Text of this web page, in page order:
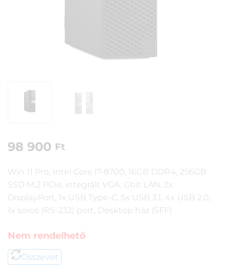
98 900 Ft
Win 11 Pro, Intel Core i7-8700, 16GB DDR4, 256GB
SSD M.2 PCIe, integrált VGA, Gbit LAN, 2x
DisplayPort, 1x USB Type-C, 5x USB 3.1, 4x USB 2.0,
1x soros (RS-232) port, Desktop ház (SFF)
Nem rendelhető
Összevet